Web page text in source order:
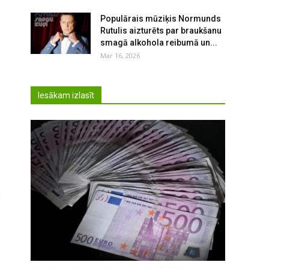
Populārais mūziķis Normunds
Rutulis aizturēts par braukšanu
smagā alkohola reibumā un...
Mar 16, 2026
Iesākam izlasīt